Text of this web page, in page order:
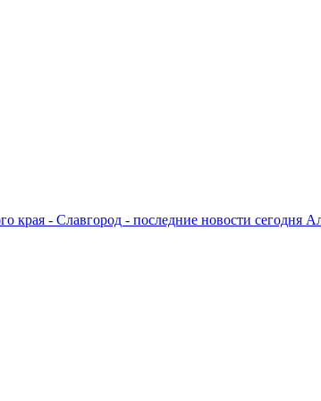
края - Славгород - последние новости сегодня